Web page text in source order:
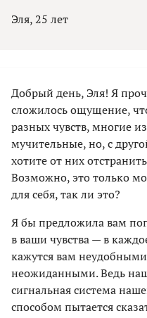
Эля, 25 лет
Добрый день, Эля! Я
сложилось ощущение,
разных чувств, многие
мучительные, но, с
хотите от них
Возможно, это только
для себя, так ли это?
Я бы предложила вам
в ваши чувства — в
кажутся вам
неожиданными. Ведь
сигнальная система
способом пытается